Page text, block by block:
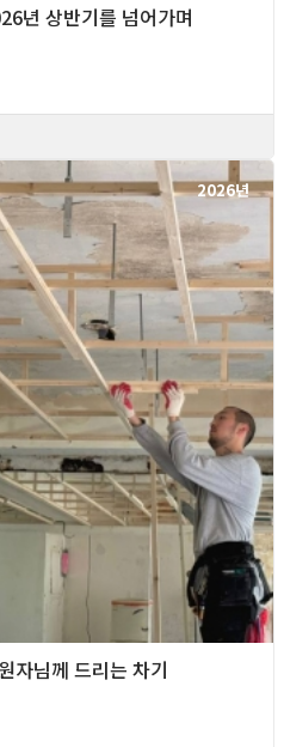
년 상반기를 넘어가며
2026년
자님께 드리는 차기